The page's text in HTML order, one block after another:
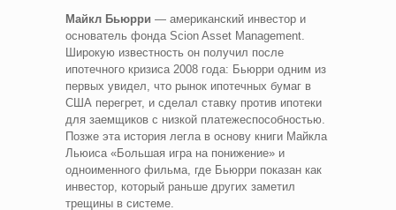
Майкл Бьюрри — американский инвестор и
основатель фонда Scion Asset Management.
Широкую известность он получил после
ипотечного кризиса 2008 года: Бьюрри одним из
первых увидел, что рынок ипотечных бумаг в
США перегрет, и сделал ставку против ипотеки
для заемщиков с низкой платежеспособностью.
Позже эта история легла в основу книги Майкла
Льюиса «Большая игра на понижение» и
одноименного фильма, где Бьюрри показан как
инвестор, который раньше других заметил
трещины в системе.